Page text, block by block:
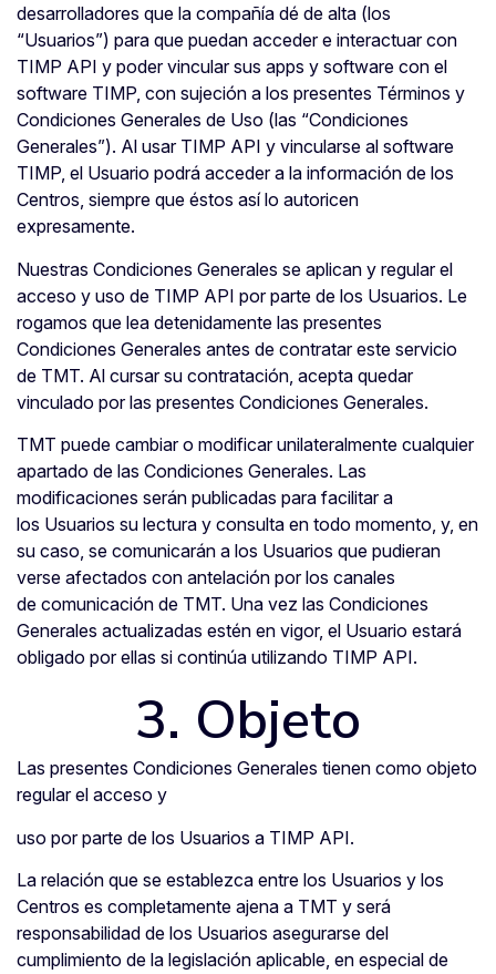
desarrolladores que la compañía dé de alta (los
“Usuarios”) para que puedan acceder e interactuar con
TIMP API y poder vincular sus apps y software con el
software TIMP, con sujeción a los presentes Términos y
Condiciones Generales de Uso (las “Condiciones
Generales”). Al usar TIMP API y vincularse al software
TIMP, el Usuario podrá acceder a la información de los
Centros, siempre que éstos así lo autoricen
expresamente.
Nuestras Condiciones Generales se aplican y regular el
acceso y uso de TIMP API por parte de los Usuarios. Le
rogamos que lea detenidamente las presentes
Condiciones Generales antes de contratar este servicio
de TMT. Al cursar su contratación, acepta quedar
vinculado por las presentes Condiciones Generales.
TMT puede cambiar o modificar unilateralmente cualquier
apartado de las Condiciones Generales. Las
modificaciones serán publicadas para facilitar a
los Usuarios su lectura y consulta en todo momento, y, en
su caso, se comunicarán a los Usuarios que pudieran
verse afectados con antelación por los canales
de comunicación de TMT. Una vez las Condiciones
Generales actualizadas estén en vigor, el Usuario estará
obligado por ellas si continúa utilizando TIMP API.
3. Objeto
Las presentes Condiciones Generales tienen como objeto
regular el acceso y
uso por parte de los Usuarios a TIMP API.
La relación que se establezca entre los Usuarios y los
Centros es completamente ajena a TMT y será
responsabilidad de los Usuarios asegurarse del
cumplimiento de la legislación aplicable, en especial de